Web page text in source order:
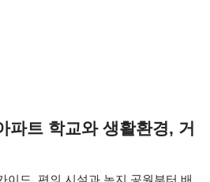
파트 학교와 생활환경, 거
이드, 편의 시설과 녹지 공원부터 배